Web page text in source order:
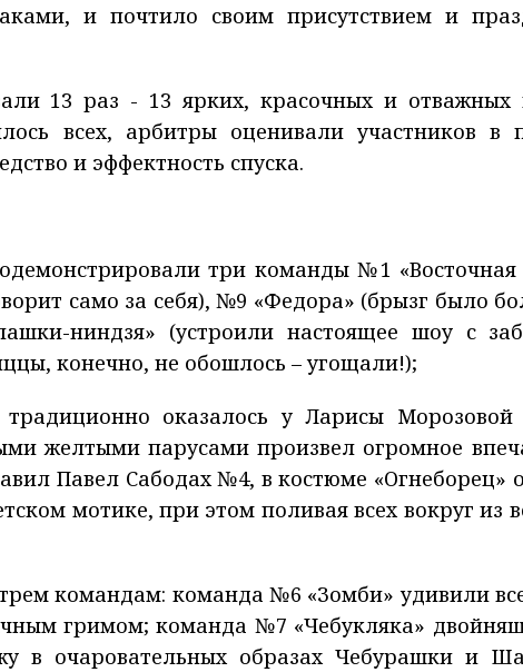
и почтило своим присутствием и
13 раз - 13 ярких, красочных и отважных
всех, арбитры оценивали участников в
и эффектность спуска.
три команды №1 «Восточная
само за себя), №9 «Федора» (брызг было
ниндзя» (устроили настоящее шоу с
конечно, не обошлось – угощали!);
традиционно оказалось у Ларисы
желтыми парусами произвел огромное
Павел Сабодах №4, в костюме «Огнеборец»
мотике, при этом поливая всех вокруг из
командам: команда №6 «Зомби» удивили
гримом; команда №7 «Чебукляка»
в очаровательных образах Чебурашки и